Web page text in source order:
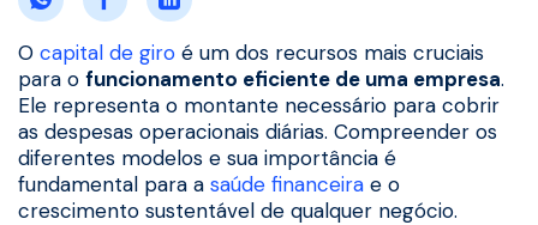
O capital de giro é um dos recursos mais cruciais
para o funcionamento eficiente de uma empresa.
Ele representa o montante necessário para cobrir
as despesas operacionais diárias. Compreender os
diferentes modelos e sua importância é
fundamental para a saúde financeira e o
crescimento sustentável de qualquer negócio.